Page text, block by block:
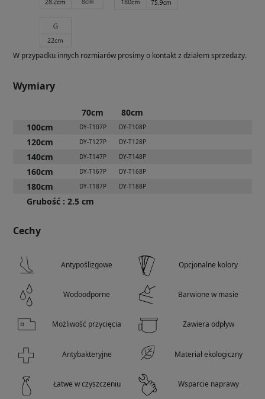
W przypadku innych rozmiarów prosimy o kontakt z działem sprzedaży.
Wymiary
70cm
80cm
100cm
DY-T107P DY-T108P
120cm DY-T127P DY-T128P
140cm DY-T147P DY-T148P
160cm DY-T167P DY-T168P
180cm DY-T187P DY-T188P
Grubość: 2.5 cm
Cechy
Antypoślizgowe Opcjonalne kolory
Wodoodporne Barwione w masie
Możliwość przycięcia Zawiera odpływ
Antybakteryjne Materiał ekologiczny
Łatwe w czyszczeniu Wsparcie naprawy